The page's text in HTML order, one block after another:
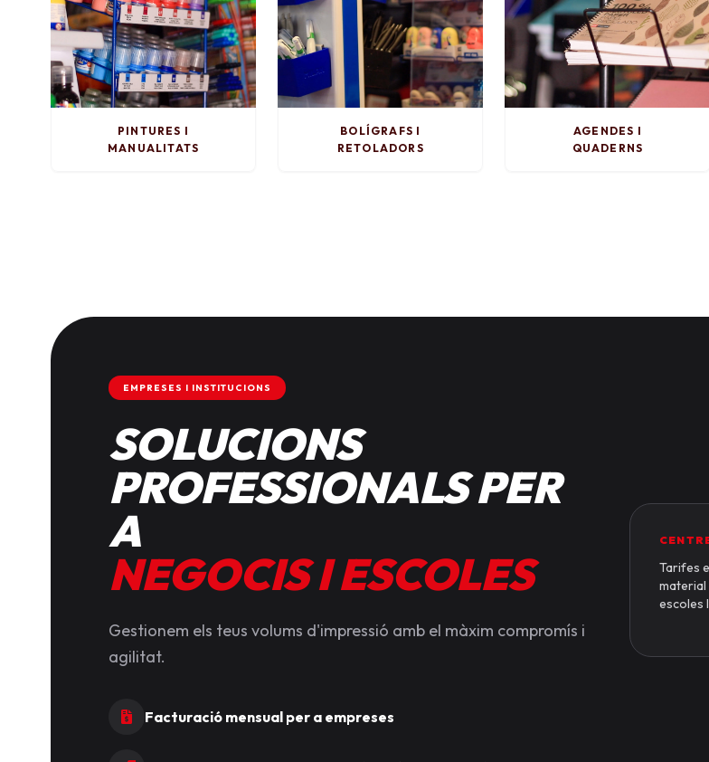
PINTURES I
MANUALITATS
BOLÍGRAFS I
RETOLADORS
AGENDES I
QUADERNS
EMPRESES I INSTITUCIONS
SOLUCIONS
PROFESSIONALS PER
A
NEGOCIS I ESCOLES
Gestionem els teus volums d'impressió amb el màxim compromís i
agilitat.
Facturació mensual per a empreses
Tarifes
material
escoles